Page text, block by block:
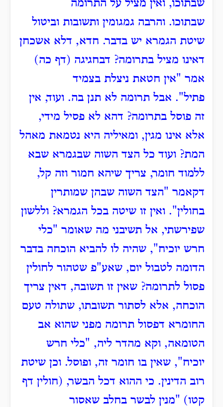
שבתוכו, ואין מציל על התרומה
שבתוכו. והרבה גמגומין ותשובות וביטול
שיטת הגמרא יש בדבר. חדא, דלא אשכחן
דאינו מציל בתרומה? דבחגיגה (דף כה)
אמר "אין חטאת ניצלת בצמיד
פתיל". אבל תרומה לא תנן בה. ועוד, אין
זה פוסל בתרומה? דהא לא פסיל מידי,
אלא אינו מגין, ומאיליה היא נטמאת מאהל
המת? ועוד כל הצד השוה שבגמרא שבא
ללמוד חומר, צריך שיהא חמור וזה קל,
דקאמר "הצד השוה שבהן שמותרין
בחולין". ואין זו שיטה בכל הגמרא? וללשון
שפירשתי, אל תשיבני מה שאומר "כלי
חרש יוכיח", שהיה לו להביא הוכחה בדבר
הדומה לטבול יום, שאע"פ שטהור לחולין
פסול לתרומה? שאין זו תשובה, דאין צריך
הוכחה, אלא לסתור תשובתו, שתולה טעם
החומרא דפסול תרומה מפני שהוא אב
הטומאה, וקא מהדר ליה, "כלי חרש
יוכיח", שאין בו חומר זה, ופוסל. וכן שיטת
רוב הדינין. כי ההוא דכל הבשר, (חולין דף
קטו) "מנין לבשר בחלב שאסור